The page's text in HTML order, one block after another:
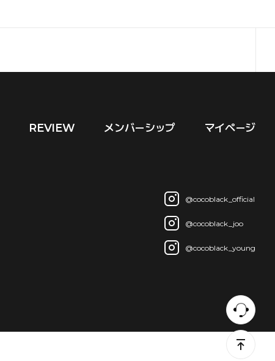
REVIEW メンバーシップ マイページ
@cocoblack_official
@cocoblack_joo
@cocoblack_young